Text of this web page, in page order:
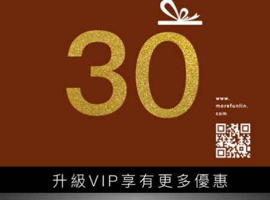
【台味好團圓+翻轉春聯禮盒組】
NT$1,618
【暖心拜早年+翻轉春聯禮盒組】
NT$2,088
NT$2,303